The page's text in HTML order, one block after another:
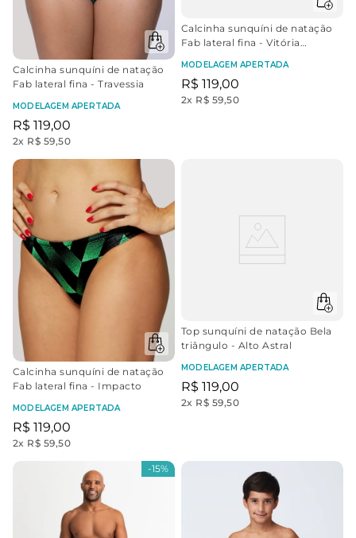
Calcinha sunquíni de natação
Fab lateral fina - Travessia
MODELAGEM APERTADA
R$ 119,00
2x R$ 59,50
Calcinha sunquíni de natação
Fab lateral fina - Vitória
MODELAGEM APERTADA
R$ 119,00
2x R$ 59,50
Calcinha sunquíni de natação
Fab lateral fina - Impacto
MODELAGEM APERTADA
R$ 119,00
2x R$ 59,50
Top sunquíni de natação Bela
triângulo - Alto Astral
MODELAGEM APERTADA
R$ 119,00
2x R$ 59,50
-15%